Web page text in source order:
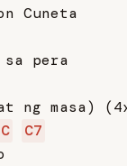
Cuneta
pera
ng masa)
C
C7